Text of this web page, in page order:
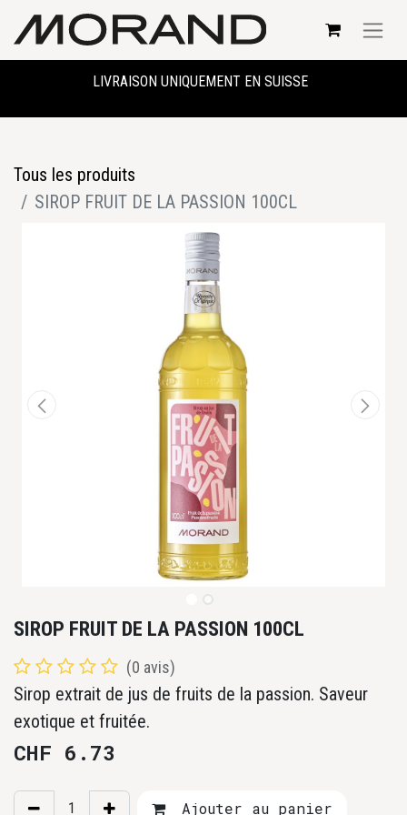
LIVRAISON UNIQUEMENT EN SUISSE
Tous les produits
SIROP FRUIT DE LA PASSION 100CL
SIROP FRUIT DE LA PASSION 100CL
(0 avis)
Sirop extrait de jus de fruits de la passion. Saveur
exotique et fruitée.
CHF 6.73
Ajouter au panier